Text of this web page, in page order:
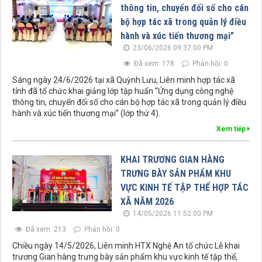
thông tin, chuyển đổi số cho cán
bộ hợp tác xã trong quản lý điều
hành và xúc tiến thương mại”
23/06/2026 09:37:00 PM
Đã xem: 178
Phản hồi: 0
Sáng ngày 24/6/2026 tại xã Quỳnh Lưu, Liên minh hợp tác xã
tỉnh đã tổ chức khai giảng lớp tập huấn “Ứng dụng công nghệ
thông tin, chuyển đổi số cho cán bộ hợp tác xã trong quản lý điều
hành và xúc tiến thương mại” (lớp thứ 4).
Xem tiếp
KHAI TRƯƠNG GIAN HÀNG
TRƯNG BÀY SẢN PHẨM KHU
VỰC KINH TẾ TẬP THỂ HỢP TÁC
XÃ NĂM 2026
14/05/2026 11:52:00 PM
Đã xem: 213
Phản hồi: 0
Chiều ngày 14/5/2026, Liên minh HTX Nghệ An tổ chức Lễ khai
trương Gian hàng trưng bày sản phẩm khu vực kinh tế tập thể,